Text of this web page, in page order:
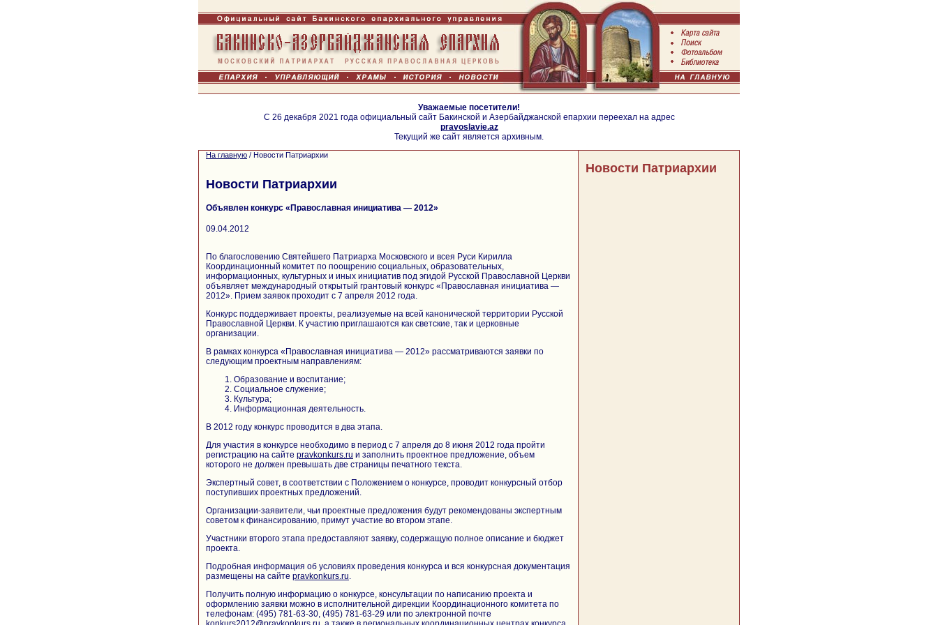
Уважаемые посетители!
С 26 декабря 2021 года официальный сайт Бакинской и Азербайджанской епархии переехал на адрес
pravoslavie.az
Текущий же сайт является архивным.
На главную / Новости Патриархии
Новости Патриархии
Объявлен конкурс «Православная инициатива — 2012»
09.04.2012
По благословению Святейшего Патриарха Московского и всея Руси Кирилла
Координационный комитет по поощрению социальных, образовательных,
информационных, культурных и иных инициатив под эгидой Русской Православной Церкви
объявляет международный открытый грантовый конкурс «Православная инициатива —
2012». Прием заявок проходит с 7 апреля 2012 года.
Конкурс поддерживает проекты, реализуемые на всей канонической территории Русской
Православной Церкви. К участию приглашаются как светские, так и церковные
организации.
В рамках конкурса «Православная инициатива — 2012» рассматриваются заявки по
следующим проектным направлениям:
Образование и воспитание;
Социальное служение;
Культура;
Информационная деятельность.
В 2012 году конкурс проводится в два этапа.
Для участия в конкурсе необходимо в период с 7 апреля до 8 июня 2012 года пройти
регистрацию на сайте pravkonkurs.ru и заполнить проектное предложение, объем
которого не должен превышать две страницы печатного текста.
Экспертный совет, в соответствии с Положением о конкурсе, проводит конкурсный отбор
поступивших проектных предложений.
Организации-заявители, чьи проектные предложения будут рекомендованы экспертным
советом к финансированию, примут участие во втором этапе.
Участники второго этапа предоставляют заявку, содержащую полное описание и бюджет
проекта.
Подробная информация об условиях проведения конкурса и вся конкурсная документация
размещены на сайте pravkonkurs.ru.
Получить полную информацию о конкурсе, консультации по написанию проекта и
оформлению заявки можно в исполнительной дирекции Координационного комитета по
телефонам: (495) 781-63-30, (495) 781-63-29 или по электронной почте
Новости Патриархии